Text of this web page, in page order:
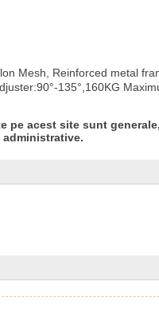
Mesh, Reinforced metal
135°,160KG
pe acest site sunt